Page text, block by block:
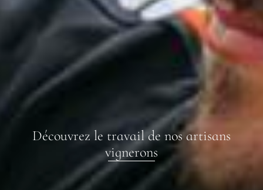
Découvrez le travail de nos artisans
vignerons